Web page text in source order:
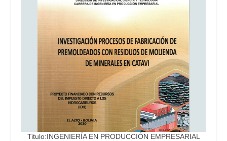
Titulo:INGENIERÍA EN PRODUCCIÓN EMPRESARIAL